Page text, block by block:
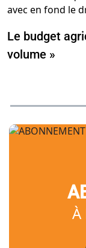
Le budget
volume »
À